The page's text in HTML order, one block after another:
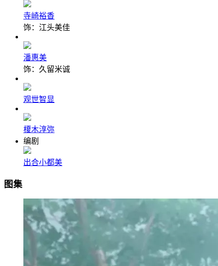
寺崎裕香
饰：江头美佳
潘惠美
饰：久留米诚
观世智显
榎木淳弥
编剧
出合小都美
图集